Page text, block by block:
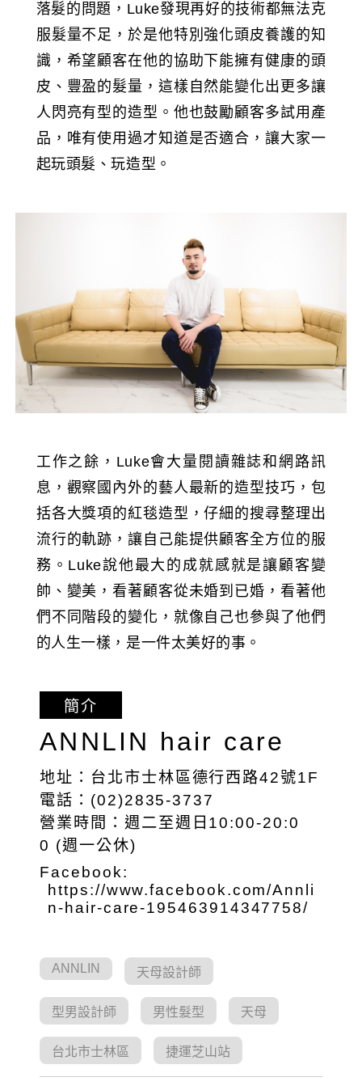
落髮的問題，Luke發現再好的技術都無法克
服髮量不足，於是他特別強化頭皮養護的知
識，希望顧客在他的協助下能擁有健康的頭
皮、豐盈的髮量，這樣自然能變化出更多讓
人閃亮有型的造型。他也鼓勵顧客多試用產
品，唯有使用過才知道是否適合，讓大家一
起玩頭髮、玩造型。
工作之餘，Luke會大量閱讀雜誌和網路訊
息，觀察國內外的藝人最新的造型技巧，包
括各大獎項的紅毯造型，仔細的搜尋整理出
流行的軌跡，讓自己能提供顧客全方位的服
務。Luke說他最大的成就感就是讓顧客變
帥、變美，看著顧客從未婚到已婚，看著他
們不同階段的變化，就像自己也參與了他們
的人生一樣，是一件太美好的事。
簡介
ANNLIN hair care
地址：台北市士林區德行西路42號1F
電話：(02)2835-3737
營業時間：週二至週日10:00-20:0
0 (週一公休)
Facebook:
https://www.facebook.com/Annli
n-hair-care-195463914347758/
ANNLIN 天母設計師
型男設計師 男性髮型 天母
台北市士林區 捷運芝山站